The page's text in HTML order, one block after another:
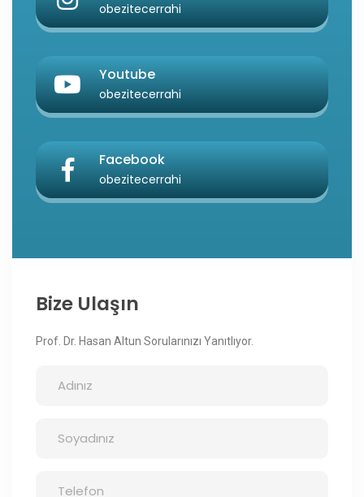
obezitecerrahi
Youtube
obezitecerrahi
Facebook
obezitecerrahi
Bize Ulaşın
Prof. Dr. Hasan Altun Sorularınızı Yanıtlıyor.